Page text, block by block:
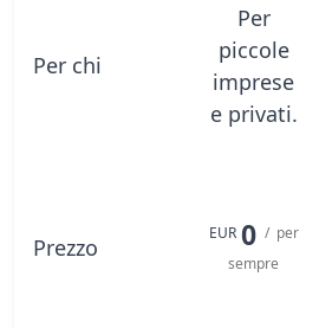
Per chi
Per
piccole
imprese
e privati.
Prezzo
EUR 0 / per
sempre